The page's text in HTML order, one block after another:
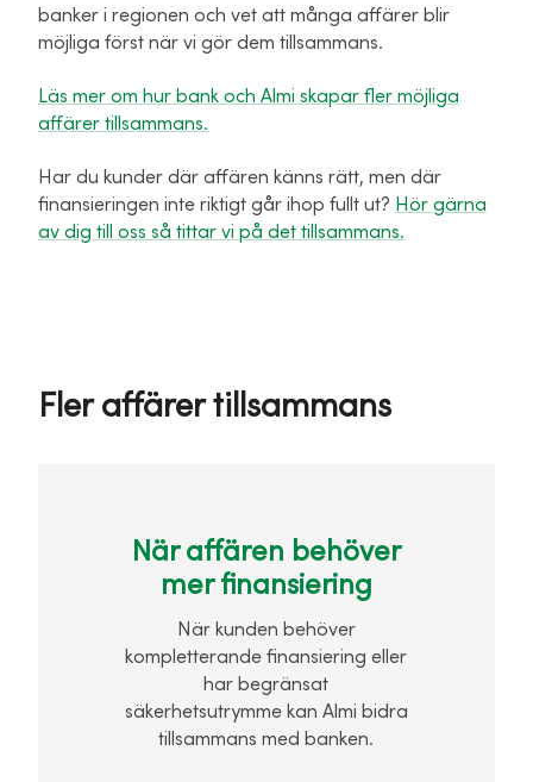
banker i regionen och vet att många affärer blir
möjliga först när vi gör dem tillsammans.
Läs mer om hur bank och Almi skapar fler möjliga
affärer tillsammans.
Har du kunder där affären känns rätt, men där
finansieringen inte riktigt går ihop fullt ut? Hör gärna
av dig till oss så tittar vi på det tillsammans.
Fler affärer tillsammans
När affären behöver
mer finansiering
När kunden behöver
kompletterande finansiering eller
har begränsat
säkerhetsutrymme kan Almi bidra
tillsammans med banken.